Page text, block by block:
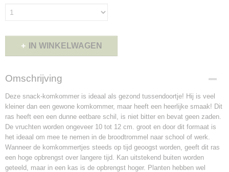
IN WINKELWAGEN
Omschrijving
Deze snack-komkommer is ideaal als gezond tussendoortje! Hij is veel
kleiner dan een gewone komkommer, maar heeft een heerlijke smaak! Dit
ras heeft een een dunne eetbare schil, is niet bitter en bevat geen zaden.
De vruchten worden ongeveer 10 tot 12 cm. groot en door dit formaat is
het ideaal om mee te nemen in de broodtrommel naar school of werk.
Wanneer de komkommertjes steeds op tijd geoogst worden, geeft dit ras
een hoge opbrengst over langere tijd. Kan uitstekend buiten worden
geteeld, maar in een kas is de opbrengst hoger. Planten hebben wel